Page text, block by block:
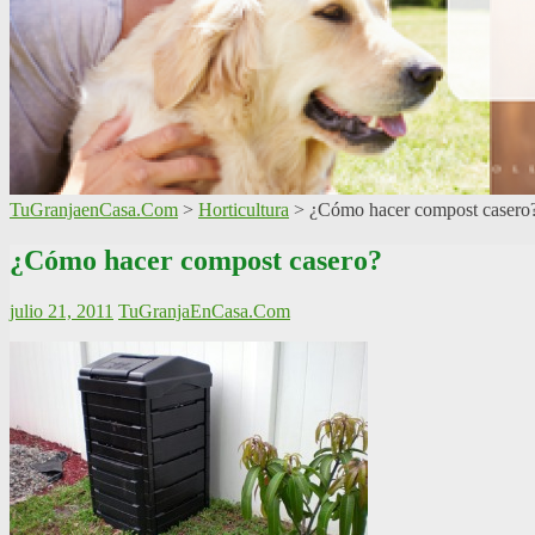
TuGranjaenCasa.Com > Horticultura > ¿Cómo hacer compost
¿Cómo hacer compost casero?
julio 21, 2011 TuGranjaEnCasa.Com